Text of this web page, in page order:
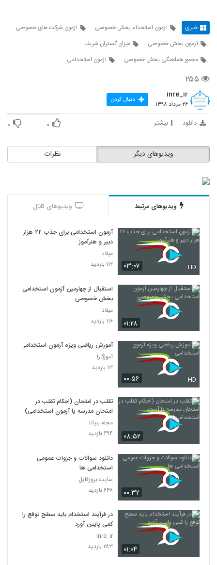
خبری آزمون استخدام بخش خصوصی
آزمون شرکت های خصوصی
آزمون بخش خصوصی
میزان گستران شریف
مجمع هماهنگی بخش خصوصی
آزمون استخدامی
۲۵۵
inre_ir
۲۶ مرداد ۱۳۹۸ دنبال کردن
دانلود بیشتر ۰ ۰
نظرات ویدیوهای دیگر
ویدیوهای مرتبط ویدیوهای کانال
۰۳:۰۷ HD
آزمون استخدامی برای جذب ۲۲ هزار
دبیر و هنرآموز
میلاد
۱۱۲ بازدید
۰۱:۲۸
استقبال از چهارمین آزمون استخدامی
بخش خصوصی
میلاد
۱۱۶ بازدید
۰۰:۵۶ HD
آموزش ریاضی ویژه آزمون استخدامی
آموزگارا
۱۳ بازدید
۰۸:۵۲
تقلب در امتحان (احکام تقلب در
امتحان مدرسه یا آزمون استخدامی)
مجله بنیانا
۴۹۴ بازدید
۰۰:۳۲
دانلود سوالات و جزوات عمومی
استخدامی ها
سایت بروزفایل
۶۴۸ بازدید
۰۱:۰۴
در فرآیند استخدام باید سطح توقع را
کمی پایین آورد
inre_ir
۲۸۳ بازدید